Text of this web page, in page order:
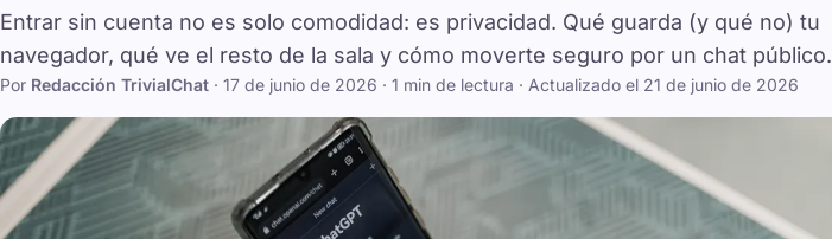
Entrar sin cuenta no es solo comodidad: es privacidad. Qué guarda (y qué no) tu
navegador, qué ve el resto de la sala y cómo moverte seguro por un chat público.
Por Redacción TrivialChat · 17 de junio de 2026 · 1 min de lectura · Actualizado el 21 de junio de 2026